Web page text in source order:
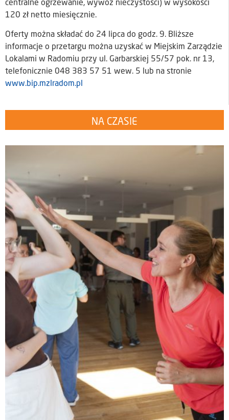
centralne ogrzewanie, wywóz nieczystości) w wysokości
120 zł netto miesięcznie.
Oferty można składać do 24 lipca do godz. 9. Bliższe
informacje o przetargu można uzyskać w Miejskim Zarządzie
Lokalami w Radomiu przy ul. Garbarskiej 55/57 pok. nr 13,
telefonicznie 048 383 57 51 wew. 5 lub na stronie
www.bip.mzlradom.pl
NA CZASIE